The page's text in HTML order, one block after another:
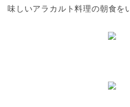
味しいアラカルト料理の朝食を